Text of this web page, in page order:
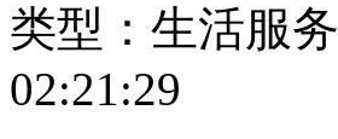
类型：生活服务
02:21:29